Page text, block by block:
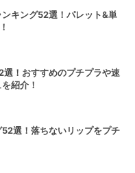
キング52選！パレット&単
！おすすめのプチプラや速
紹介！
選！落ちないリップをプチ